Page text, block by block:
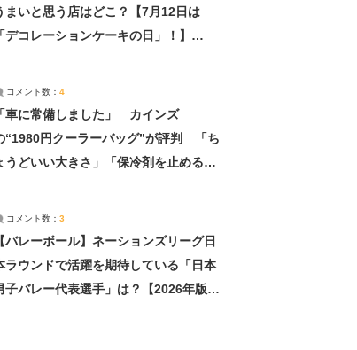
まいと思う店はどこ？【7月12日は
「デコレーションケーキの日」！】
コメント数： 4
「車に常備しました」 カインズ
“1980円クーラーバッグ”が評判 「ち
うどいい大きさ」「保冷剤を止めるベ
コメント数： 3
【バレーボール】ネーションズリーグ日
ラウンドで活躍を期待している「日本
子バレー代表選手」は？【2026年版・